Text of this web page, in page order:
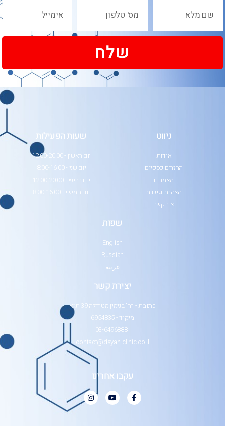
שלח
ניווט
אודות
החזרים כספיים
מאמרים
הצהרת נגישות
צור קשר
שעות הפעילות
יום ראשון - 12:00-20:00
יום שני - 8:00-16:00
יום רביעי - 12:00-20:00
יום חמישי - 8:00-16:00
שפות
English
Russian
عربيه
יצירת קשר
כתובת - רח' בנימין מטודלה 39 ת״א
מיקוד - 6954835
03-6496888
contact@dayan-clinic.co.il
עקבו אחרינו